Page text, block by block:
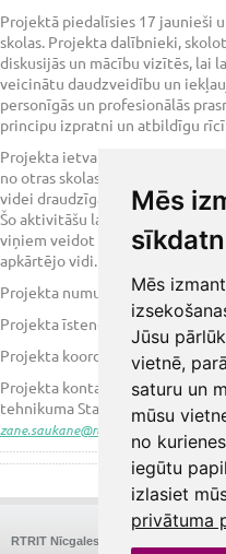
Mēs
Mēs
Jūsu
vietnē,
saturu un
mūsu
no
iegūtu
izlasiet
privātuma
Projektā piedalīsies 17 jaunieši
skolas. Projekta dalībnieki,
diskusijās un mācību vizītēs, lai
veicinātu daudzveidību un
personīgās un profesionālās
principu izpratni un atbildīgu
Projekta ietvaros katra skola
no otras skolas, kurā tiks
videi draudzīga rīcība, atkritumu
Šo aktivitāšu laikā jaunieši iegūs
viņiem veidot ilgtspējīgu
apkārtējo vidi.
Projekta numurs: NPJR-2024/
Projekta īstenošana: 09/2024 -
Projekta koordinators: Klaipeda
Projekta kontaktpersona: Rīgas
tehnikuma Starptautiskās
zane.saukane@rtrit.lv
RTRIT Nīcgales